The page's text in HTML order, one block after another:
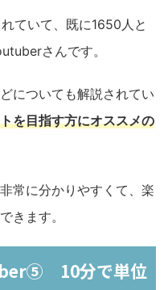
ていて、既に1650人と
さんです。
についても解説されてい
を目指す方にオススメの
常に分かりやすくて、楽
きます。
10分で単位